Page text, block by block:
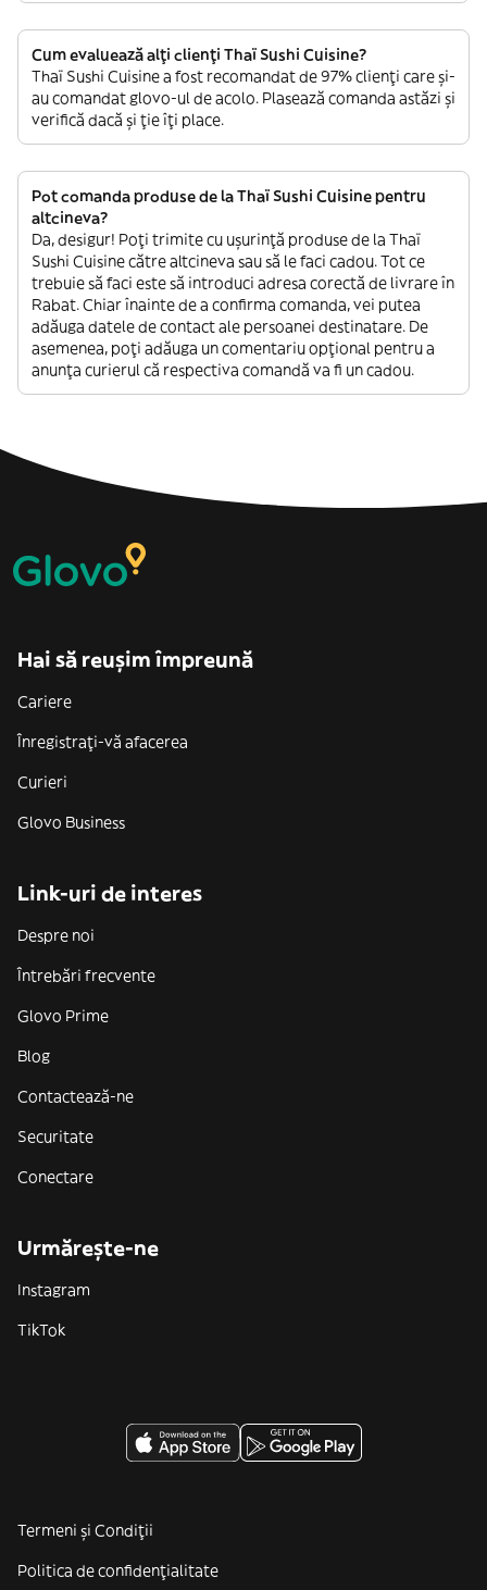
Cum evaluează alți clienți Thaï Sushi Cuisine?
Thaï Sushi Cuisine a fost recomandat de 97% clienți care și-
au comandat glovo-ul de acolo. Plasează comanda astăzi și
verifică dacă și ție îți place.
Pot comanda produse de la Thaï Sushi Cuisine pentru
altcineva?
Da, desigur! Poți trimite cu ușurință produse de la Thaï
Sushi Cuisine către altcineva sau să le faci cadou. Tot ce
trebuie să faci este să introduci adresa corectă de livrare în
Rabat. Chiar înainte de a confirma comanda, vei putea
adăuga datele de contact ale persoanei destinatare. De
asemenea, poți adăuga un comentariu opțional pentru a
anunța curierul că respectiva comandă va fi un cadou.
Hai să reușim împreună
Cariere
Înregistrați-vă afacerea
Curieri
Glovo Business
Link-uri de interes
Despre noi
Întrebări frecvente
Glovo Prime
Blog
Contactează-ne
Securitate
Conectare
Urmărește-ne
Instagram
TikTok
Termeni și Condiții
Politica de confidenţialitate